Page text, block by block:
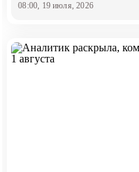
08:00, 19 июля, 2026